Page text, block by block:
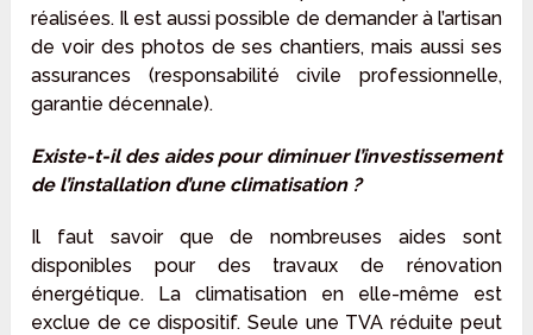
réalisées. Il est aussi possible de demander à l’artisan
de voir des photos de ses chantiers, mais aussi ses
assurances (responsabilité civile professionnelle,
garantie décennale).
Existe-t-il des aides pour diminuer l’investissement
de l’installation d’une climatisation ?
Il faut savoir que de nombreuses aides sont
disponibles pour des travaux de rénovation
énergétique. La climatisation en elle-même est
exclue de ce dispositif. Seule une TVA réduite peut